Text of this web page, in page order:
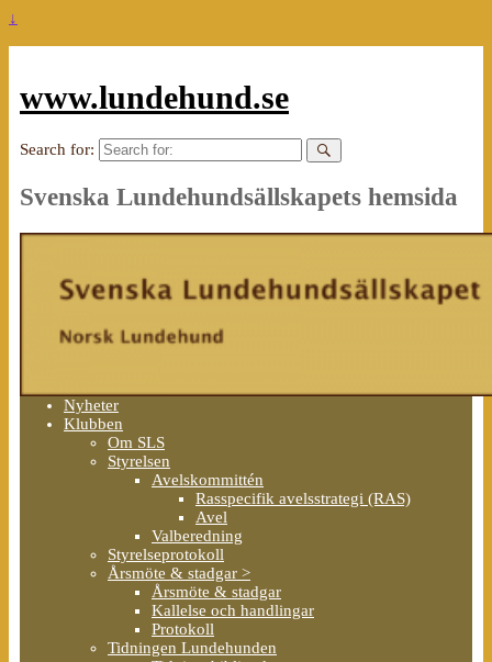
↓
www.lundehund.se
Search for:
Svenska Lundehundsällskapets hemsida
Nyheter
Klubben
Om SLS
Styrelsen
Avelskommittén
Rasspecifik avelsstrategi (RAS)
Avel
Valberedning
Styrelseprotokoll
Årsmöte & stadgar >
Årsmöte & stadgar
Kallelse och handlingar
Protokoll
Tidningen Lundehunden